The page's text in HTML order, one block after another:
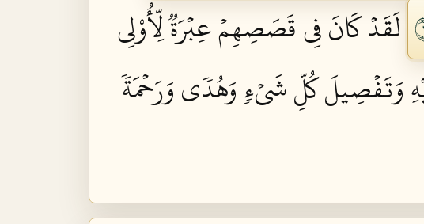
لَقَدۡ كَانَ فِي قَصَصِهِمۡ عِبۡرَةٞ لِّأُوْلِي
وَتَفۡصِيلَ كُلِّ شَيۡءٖ وَهُدٗى وَرَحۡمَةٗ